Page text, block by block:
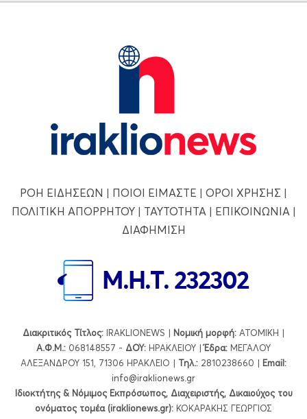
ΡΟΗ ΕΙΔΗΣΕΩΝ | ΠΟΙΟΙ ΕΙΜΑΣΤΕ | ΟΡΟΙ ΧΡΗΣΗΣ |
ΠΟΛΙΤΙΚΗ ΑΠΟΡΡΗΤΟΥ| ΤΑΥΤΟΤΗΤΑ| ΕΠΙΚΟΙΝΩΝΙΑ|
ΔΙΑΦΗΜΙΣΗ
Διακριτικός Τίτλος: IRAKLIONEWS | Νομική μορφή: ΑΤΟΜΙΚΗ |
Α.Φ.Μ.: 068148557 - ΔΟΥ: ΗΡΑΚΛΕΙΟΥ |Έδρα: ΜΕΓΑΛΟΥ
ΑΛΕΞΑΝΔΡΟΥ 151, 71306 ΗΡΑΚΛΕΙΟ | Τηλ.: 2810238660 | Εmail:
info@iraklionews.gr
Ιδιοκτήτης & Νόμιμος Εκπρόσωπος, Διαχειριστής, Δικαιούχος του
ονόματος τομέα (iraklionews.gr): ΚΟΚΑΡΑΚΗΣ ΓΕΩΡΓΙΟΣ